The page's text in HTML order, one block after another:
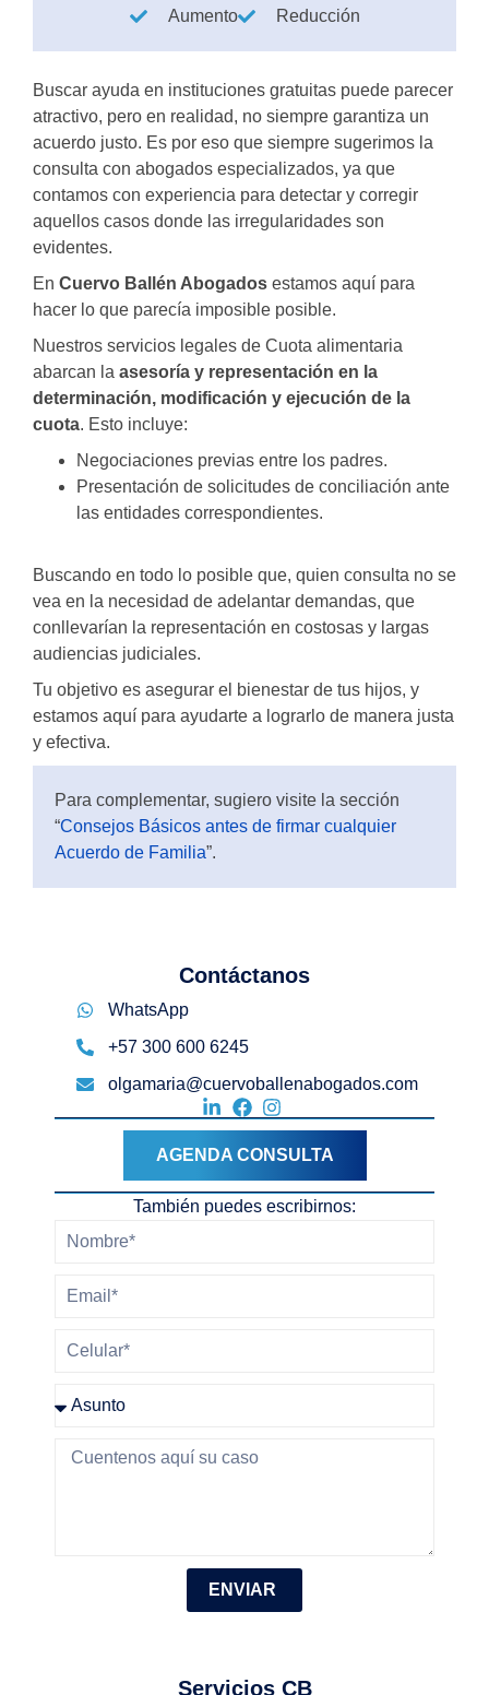
Aumento
Reducción
Buscar ayuda en instituciones gratuitas puede parecer
atractivo, pero en realidad, no siempre garantiza un
acuerdo justo. Es por eso que siempre sugerimos la
consulta con abogados especializados, ya que
contamos con experiencia para detectar y corregir
aquellos casos donde las irregularidades son
evidentes.
En Cuervo Ballén Abogados estamos aquí para
hacer lo que parecía imposible posible.
Nuestros servicios legales de Cuota alimentaria
abarcan la asesoría y representación en la
determinación, modificación y ejecución de la
cuota. Esto incluye:
Negociaciones previas entre los padres.
Presentación de solicitudes de conciliación ante
las entidades correspondientes.
Buscando en todo lo posible que, quien consulta no se
vea en la necesidad de adelantar demandas, que
conllevarían la representación en costosas y largas
audiencias judiciales.
Tu objetivo es asegurar el bienestar de tus hijos, y
estamos aquí para ayudarte a lograrlo de manera justa
y efectiva.
Para complementar, sugiero visite la sección
“Consejos Básicos antes de firmar cualquier
Acuerdo de Familia”.
Contáctanos
WhatsApp
+57 300 600 6245
olgamaria@cuervoballenabogados.com
AGENDA CONSULTA
También puedes escribirnos:
ENVIAR
Servicios CB